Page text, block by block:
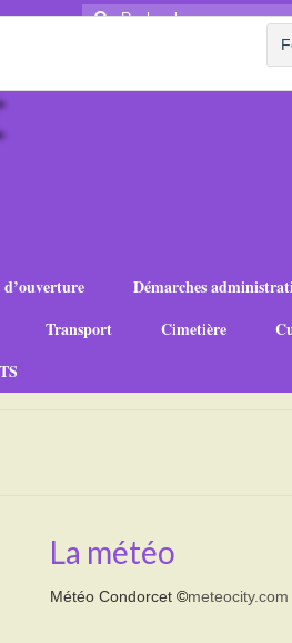
Rechercher
d’ouverture
Démarches
Transport Cimetière
La météo
Météo Condorcet©meteocity.com